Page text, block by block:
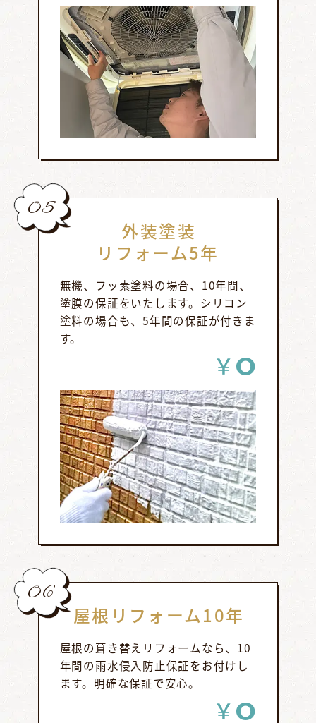
05
外装塗装
リフォーム5年
無機、フッ素塗料の場合、10年間、
塗膜の保証をいたします。シリコン
塗料の場合も、5年間の保証が付きま
す。
￥0
06
屋根リフォーム10年
屋根の葺き替えリフォームなら、10
年間の雨水侵入防止保証をお付けし
ます。明確な保証で安心。
￥0